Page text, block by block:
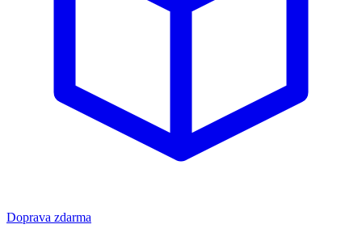
Doprava zdarma